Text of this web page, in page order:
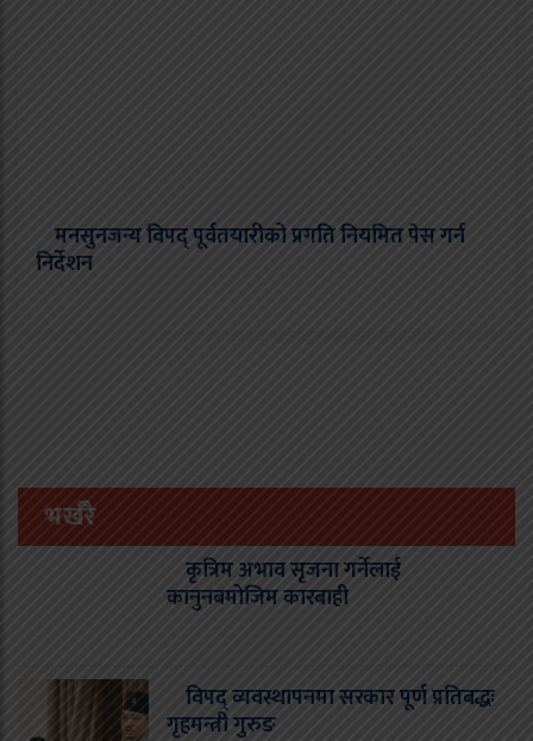
मनसुनजन्य विपद् पूर्वतयारीको प्रगति नियमित पेस गर्न
निर्देशन
भर्खरै
कृत्रिम अभाव सृजना गर्नेलाई
कानुनबमोजिम कारबाही
विपद् व्यवस्थापनमा सरकार पूर्ण प्रतिबद्धः
गृहमन्त्री गुरुङ